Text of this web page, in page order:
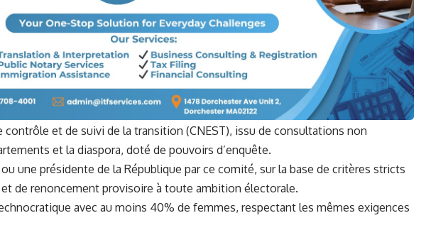
contrôle et de suivi de la transition (CNEST), issu de consultations non
et la diaspora, doté de pouvoirs d’enquête.
une présidente de la République par ce comité, sur la base de critères stricts
de renoncement provisoire à toute ambition électorale.
avec au moins 40% de femmes, respectant les mêmes exigences